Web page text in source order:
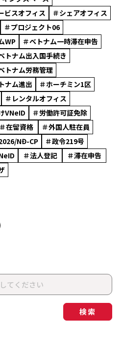
ビスオフィス
＃シェアオフィス
＃プロジェクト06
WP
＃ベトナム一時滞在申告
トナム出入国手続き
トナム労務管理
ナム進出
＃ホーチミン1区
＃レンタルオフィス
VNeID
＃労働許可証免除
＃在留資格
＃外国人駐在員
NĐ-CP
＃政令219号
＃法人登記
＃滞在申告
検索